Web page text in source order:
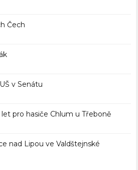
Čech
v Senátu
pro hasiče Chlum u Třeboně
nad Lipou ve Valdštejnské